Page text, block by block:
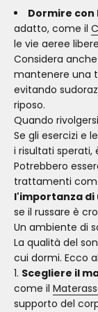
Dormire
adatto, come il
le vie aeree
Considera
mantenere una
evitando
riposo.
Quando
Se gli esercizi e
i risultati sperati,
Potrebbero
trattamenti
l'importanza di
se il russare è
Un ambiente di
La qualità del
cui dormi. Ecco
Scegliere il
come il
supporto del